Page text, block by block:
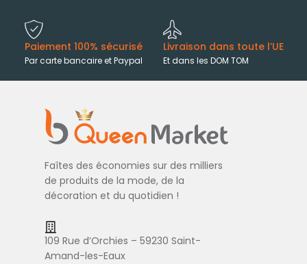
Paiement 100% sécurisé
Par carte bancaire et Paypal
Livraison dans toute l’UE
Et dans les DOM TOM
Faîtes des économies sur des milliers
de produits de la mode, de la
décoration et du quotidien !
109 Rue d’Orchies – 59230 Saint-
Amand-les-Eaux